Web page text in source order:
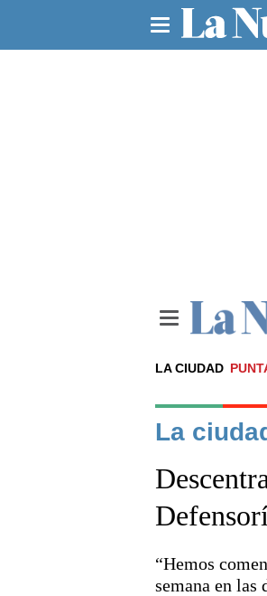
LA CIUDAD
Noticias
Deportes
La
“Hemos
semana en